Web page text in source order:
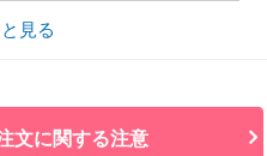
見る
文に関する注意